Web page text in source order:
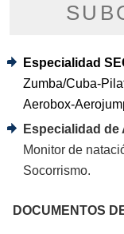
Especialidad
Zumba/Cuba-
Aerobox-
Especialidad
Monitor de
Socorrismo.
DOCUMENTOS